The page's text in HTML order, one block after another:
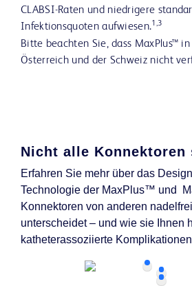
CLABSI-Raten und niedrigere
Infektionsquoten aufwiesen.1,3
Bitte beachten Sie, dass MaxPlus™
Österreich und der Schweiz nicht
Nicht alle Konnektoren
Erfahren Sie mehr über das
Technologie der MaxPlus™ und
Konnektoren von anderen
unterscheidet – und wie sie Ihnen
katheterassoziierte